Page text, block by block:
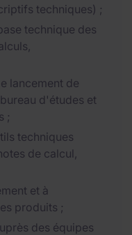
techniques) ;
technique des
lancement de
d'études et
;
techniques
de calcul,
et à
produits ;
des équipes